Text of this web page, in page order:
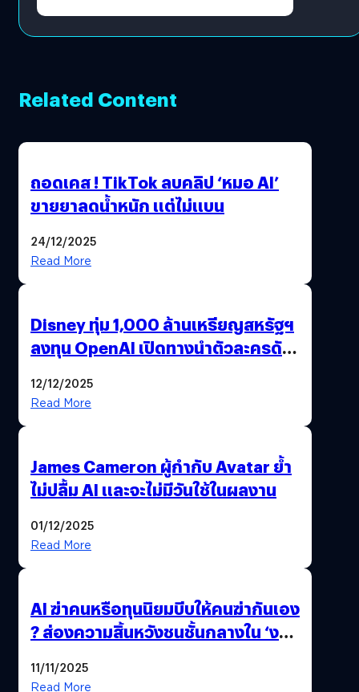
Related Content
ถอดเคส ! TikTok ลบคลิป ‘หมอ AI’
ขายยาลดน้ำหนัก แต่ไม่แบน
24/12/2025
Read More
Disney ทุ่ม 1,000 ล้านเหรียญสหรัฐฯ
ลงทุน OpenAI เปิดทางนำตัวละครดัง
12/12/2025
Read More
James Cameron ผู้กำกับ Avatar ย้ำ
ไม่ปลื้ม AI และจะไม่มีวันใช้ในผลงาน
01/12/2025
Read More
AI ฆ่าคนหรือทุนนิยมบีบให้คนฆ่ากันเอง
? ส่องความสิ้นหวังชนชั้นกลางใน ‘งาน
11/11/2025
Read More